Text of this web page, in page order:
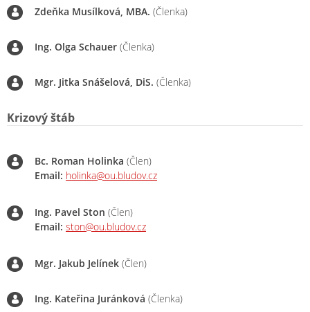
Zdeňka Musílková, MBA. (Členka)
Ing. Olga Schauer (Členka)
Mgr. Jitka Snášelová, DiS. (Členka)
Krizový štáb
Bc. Roman Holinka (Člen)
Email: holinka@ou.bludov.cz
Ing. Pavel Ston (Člen)
Email: ston@ou.bludov.cz
Mgr. Jakub Jelínek (Člen)
Ing. Kateřina Juránková (Členka)